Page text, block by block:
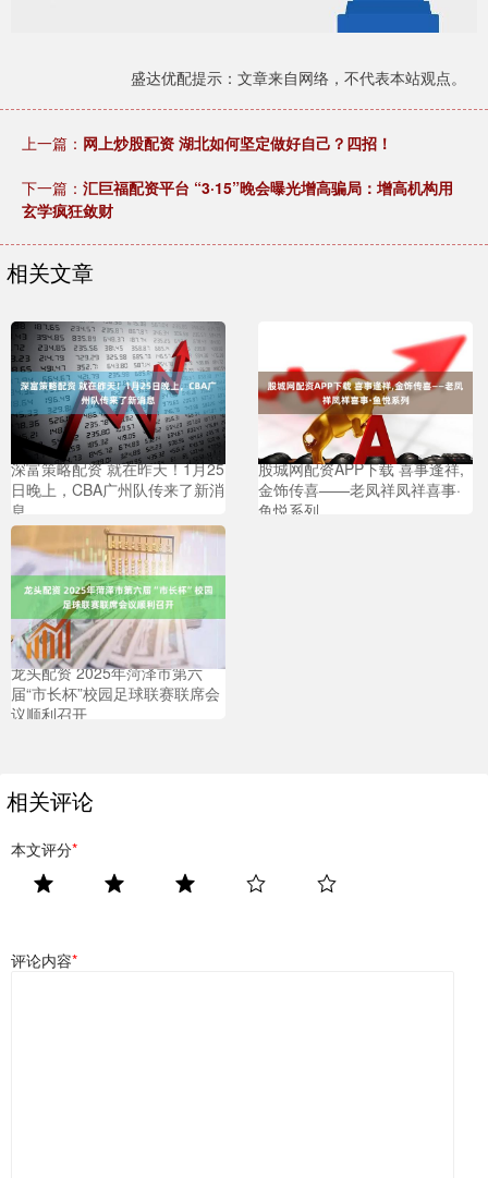
盛达优配提示：文章来自网络，不代表本站观点。
上一篇： 网上炒股配资 湖北如何坚定做好自己？四招！
下一篇： 汇巨福配资平台 “3·15”晚会曝光增高骗局：增高机构用
玄学疯狂敛财
相关文章
深富策略配资 就在昨天！1月25
日晚上，CBA广州队传来了新消
息
股城网配资APP下载 喜事逢祥,
金饰传喜——老凤祥凤祥喜事·
鱼悦系列
龙头配资 2025年菏泽市第六
届“市长杯”校园足球联赛联席会
议顺利召开
相关评论
本文评分*
评论内容*